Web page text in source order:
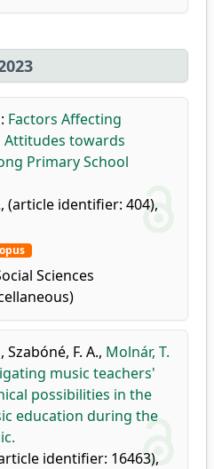
: Factors Affecting
Attitudes towards
Primary School
(article identifier: 404),
Sciences
, Szabóné, F. A., Molnár, T.
music teachers'
possibilities in the
education during the
identifier: 16463),